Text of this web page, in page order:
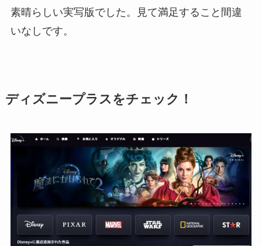
素晴らしい実写版でした。見て満足すること間違
いなしです。
ディズニープラスをチェック！